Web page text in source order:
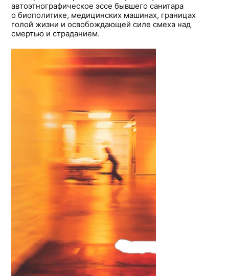
автоэтнографическое эссе бывшего санитара
о биополитике, медицинских машинах, границах
голой жизни и освобождающей силе смеха над
смертью и страданием.